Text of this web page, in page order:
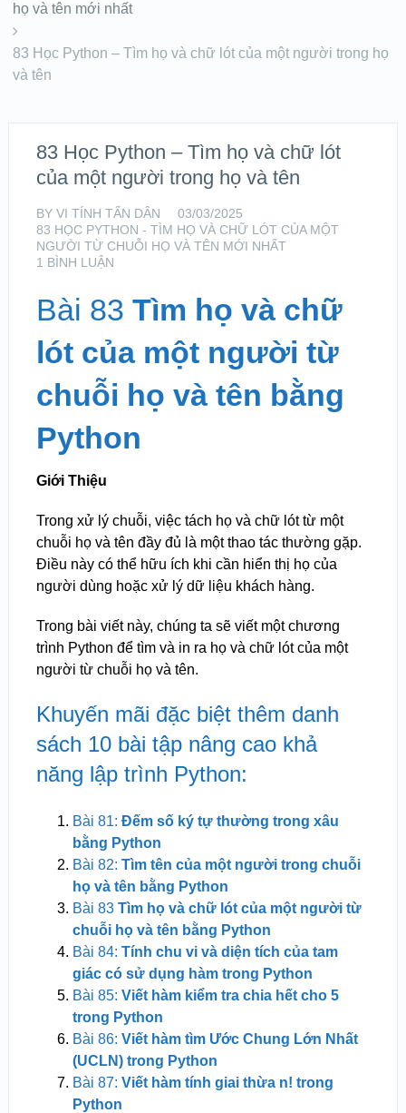
họ và tên mới nhất
83 Học Python – Tìm họ và chữ lót của một người trong họ
và tên
83 Học Python – Tìm họ và chữ lót
của một người trong họ và tên
BY VI TÍNH TẤN DÂN
03/03/2025
83 HỌC PYTHON - TÌM HỌ VÀ CHỮ LÓT CỦA MỘT
NGƯỜI TỪ CHUỖI HỌ VÀ TÊN MỚI NHẤT
1 BÌNH LUẬN
Bài 83 Tìm họ và chữ
lót của một người từ
chuỗi họ và tên bằng
Python
Giới Thiệu
Trong xử lý chuỗi, việc tách họ và chữ lót từ một
chuỗi họ và tên đầy đủ là một thao tác thường gặp.
Điều này có thể hữu ích khi cần hiển thị họ của
người dùng hoặc xử lý dữ liệu khách hàng.
Trong bài viết này, chúng ta sẽ viết một chương
trình Python để tìm và in ra họ và chữ lót của một
người từ chuỗi họ và tên.
Khuyến mãi đặc biệt thêm danh
sách 10 bài tập nâng cao khả
năng lập trình Python:
Bài 81: Đếm số ký tự thường trong xâu
bằng Python
Bài 82: Tìm tên của một người trong chuỗi
họ và tên bằng Python
Bài 83 Tìm họ và chữ lót của một người từ
chuỗi họ và tên bằng Python
Bài 84: Tính chu vi và diện tích của tam
giác có sử dụng hàm trong Python
Bài 85: Viết hàm kiểm tra chia hết cho 5
trong Python
Bài 86: Viết hàm tìm Ước Chung Lớn Nhất
(UCLN) trong Python
Bài 87: Viết hàm tính giai thừa n! trong
Python